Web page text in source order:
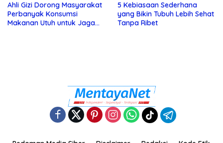
Ahli Gizi Dorong Masyarakat
Perbanyak Konsumsi
Makanan Utuh untuk Jaga
5 Kebiasaan Sederhana
yang Bikin Tubuh Lebih Sehat
Tanpa Ribet